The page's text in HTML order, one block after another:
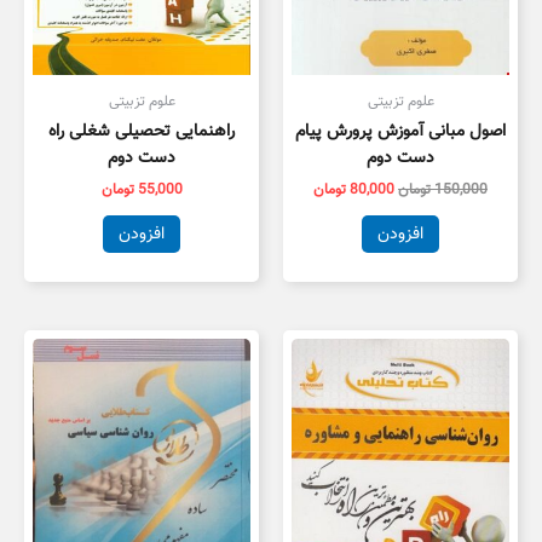
علوم تزبیتی
اصول مبانی آموزش پرورش پیام
دست دوم
150,000تومان80,000تومان
افزودن
علوم تزبیتی
راهنمایی تحصیلی شغلی راه
دست دوم
55,000 تومان
افزودن